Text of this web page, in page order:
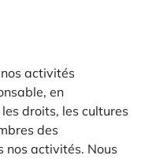
activités
en
droits, les cultures
des
nos activités. Nous